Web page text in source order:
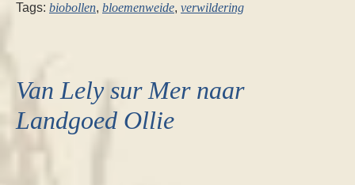
Tags: biobollen, bloemenweide, verwildering
Van Lely sur Mer naar
Landgoed Ollie